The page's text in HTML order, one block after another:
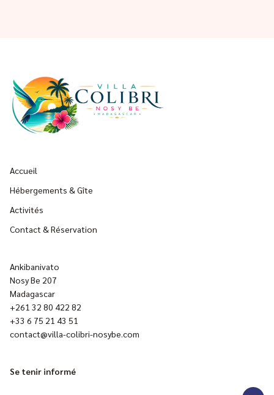
Accueil
Hébergements & Gîte
Activités
Contact & Réservation
Ankibanivato
Nosy Be 207
Madagascar
+261 32 80 422 82
+33 6 75 21 43 51
contact@villa-colibri-nosybe.com
Se tenir informé